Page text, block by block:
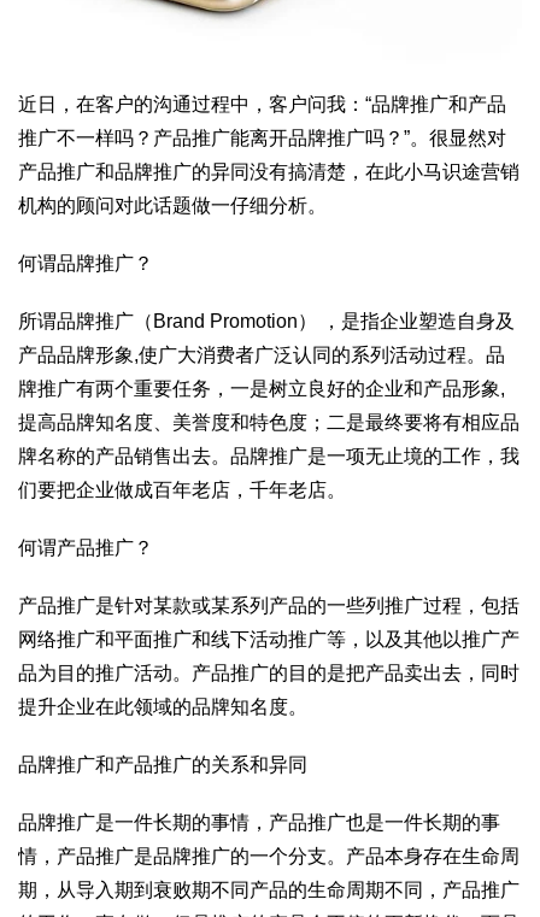
近日，在客户的沟通过程中，客户问我：“品牌推广和产品
推广不一样吗？产品推广能离开品牌推广吗？”。很显然对
产品推广和品牌推广的异同没有搞清楚，在此小马识途营销
机构的顾问对此话题做一仔细分析。
何谓品牌推广？
所谓品牌推广（Brand Promotion） ，是指企业塑造自身及
产品品牌形象,使广大消费者广泛认同的系列活动过程。品
牌推广有两个重要任务，一是树立良好的企业和产品形象,
提高品牌知名度、美誉度和特色度；二是最终要将有相应品
牌名称的产品销售出去。品牌推广是一项无止境的工作，我
们要把企业做成百年老店，千年老店。
何谓产品推广？
产品推广是针对某款或某系列产品的一些列推广过程，包括
网络推广和平面推广和线下活动推广等，以及其他以推广产
品为目的推广活动。产品推广的目的是把产品卖出去，同时
提升企业在此领域的品牌知名度。
品牌推广和产品推广的关系和异同
品牌推广是一件长期的事情，产品推广也是一件长期的事
情，产品推广是品牌推广的一个分支。产品本身存在生命周
期，从导入期到衰败期不同产品的生命周期不同，产品推广